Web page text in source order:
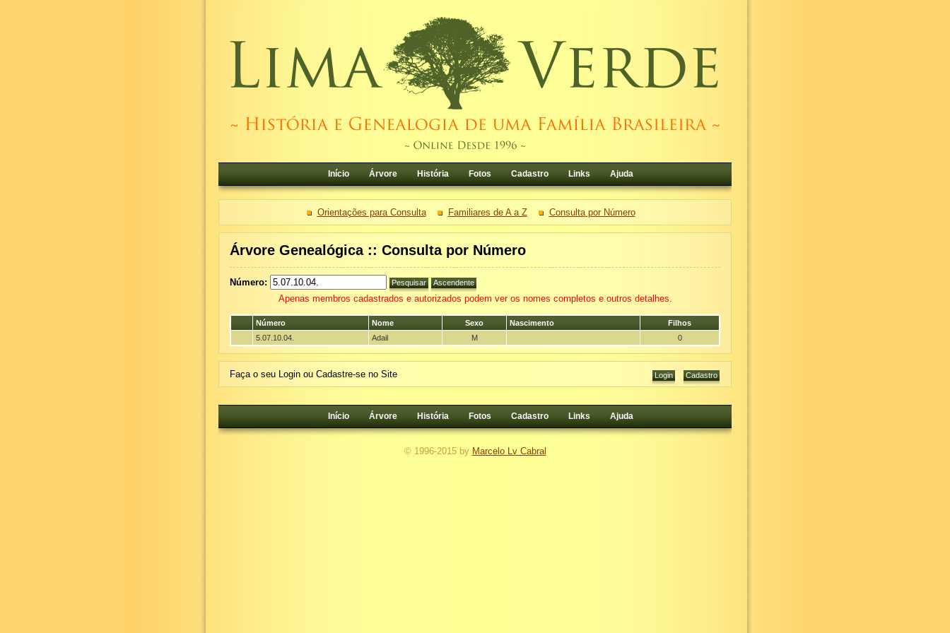
Início Árvore História Fotos Cadastro Links Ajuda
Orientações para Consulta Familiares de A a Z Consulta por Número
Árvore Genealógica :: Consulta por Número
Número:
Apenas membros cadastrados e autorizados podem ver os nomes completos e outros detalhes.
Número Nome Sexo Nascimento
Filhos
5.07.10.04.
Adail M 0
Faça o seu Login ou Cadastre-se no Site
Início Árvore História Fotos Cadastro Links Ajuda
© 1996-2015 by Marcelo Lv Cabral